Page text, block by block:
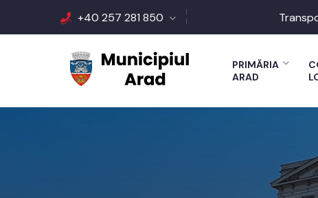
+40 257 281 850
PRIMĂRIA
ARAD